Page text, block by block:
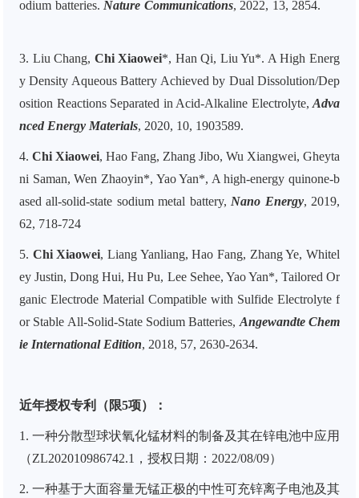
odium batteries. Nature Communications, 2022, 13, 2854.
3. Liu Chang, Chi Xiaowei*, Han Qi, Liu Yu*. A High Energ
y Density Aqueous Battery Achieved by Dual Dissolution/Dep
osition Reactions Separated in Acid‐Alkaline Electrolyte, Adva
nced Energy Materials, 2020, 10, 1903589.
4. Chi Xiaowei, Hao Fang, Zhang Jibo, Wu Xiangwei, Gheyta
ni Saman, Wen Zhaoyin*, Yao Yan*, A high-energy quinone-b
ased all-solid-state sodium metal battery, Nano Energy, 2019,
62, 718-724
5. Chi Xiaowei, Liang Yanliang, Hao Fang, Zhang Ye, Whitel
ey Justin, Dong Hui, Hu Pu, Lee Sehee, Yao Yan*, Tailored Or
ganic Electrode Material Compatible with Sulfide Electrolyte f
or Stable All-Solid-State Sodium Batteries, Angewandte Chem
ie International Edition, 2018, 57, 2630-2634.
近年授权专利（限5项）：
1. 一种分散型球状氧化锰材料的制备及其在锌电池中应用
（ZL202010986742.1 ，授权日期： 2022/08/09）
2. 一种基于大面容量无锰正极的中性可充锌离子电池及其